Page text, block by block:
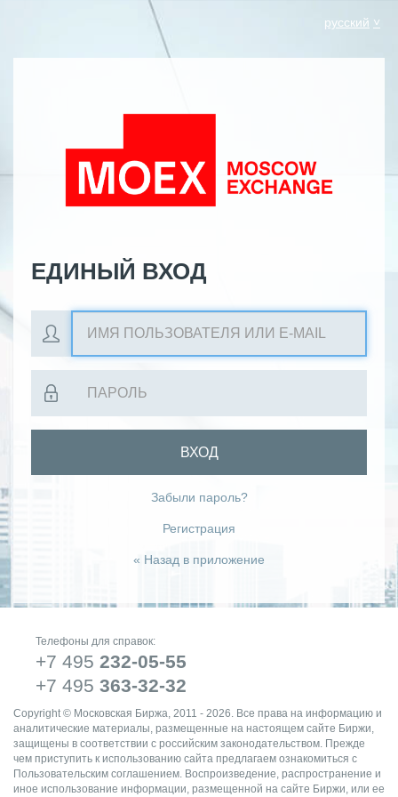
русский
ЕДИНЫЙ ВХОД
ВХОД
Забыли пароль?
Регистрация
« Назад в приложение
Телефоны для справок:
+7 495 232-05-55
+7 495 363-32-32
Copyright © Московская Биржа, 2011 - 2026. Все права на информацию и
аналитические материалы, размещенные на настоящем сайте Биржи,
защищены в соответствии с российским законодательством. Прежде
чем приступить к использованию сайта предлагаем ознакомиться с
Пользовательским соглашением. Воспроизведение, распространение и
иное использование информации, размещенной на сайте Биржи, или ее